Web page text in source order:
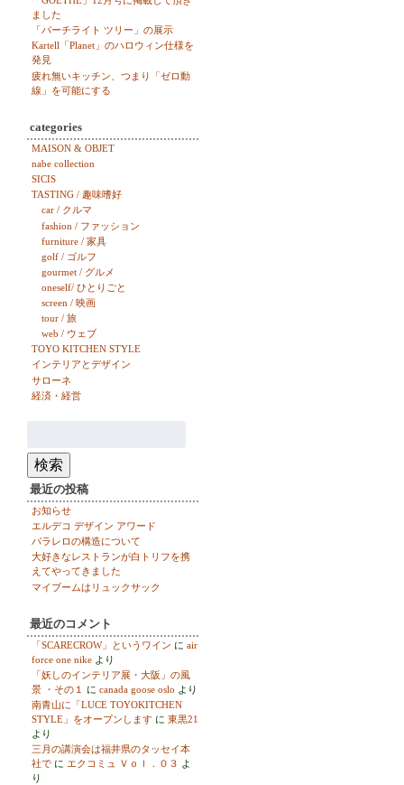
ました
「パーチライト ツリー」の展示
Kartell「Planet」のハロウィン仕様を
発見
疲れ無いキッチン、つまり「ゼロ動
線」を可能にする
categories
MAISON & OBJET
nabe collection
SICIS
TASTING / 趣味嗜好
car / クルマ
fashion / ファッション
furniture / 家具
golf / ゴルフ
gourmet / グルメ
oneself/ ひとりごと
screen / 映画
tour / 旅
web / ウェブ
TOYO KITCHEN STYLE
インテリアとデザイン
サローネ
経済・経営
索:
検索
最近の投稿
お知らせ
エルデコ デザイン アワード
パラレロの構造について
大好きなレストランが白トリフを携
えてやってきました
マイブームはリュックサック
最近のコメント
「SCARECROW」というワイン に air
force one nike より
「妖しのインテリア展・大阪」の風
景 ・その１
に canada goose oslo より
南青山に「LUCE TOYOKITCHEN
STYLE」をオープンします に 東黒21
より
三月の講演会は福井県のタッセイ本
社で に エクコミュ Ｖｏｌ．０３ よ
り